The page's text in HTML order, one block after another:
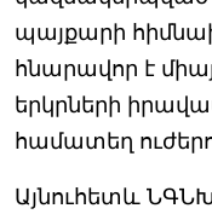
պայքարի
հնարավոր է
երկրների
համատեղ
Այնուհետև